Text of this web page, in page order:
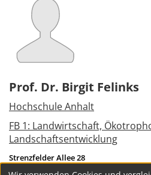
Prof. Dr. Birgit Felinks
Hochschule Anhalt
FB 1: Landwirtschaft,
Landschaftsentwicklung
Strenzfelder Allee 28
06406
Bernburg (Saale)